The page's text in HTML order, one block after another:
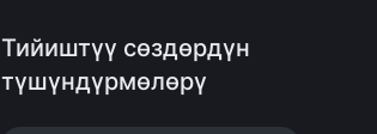
Тийиштүү сөздөрдүн
түшүндүрмөлөрү